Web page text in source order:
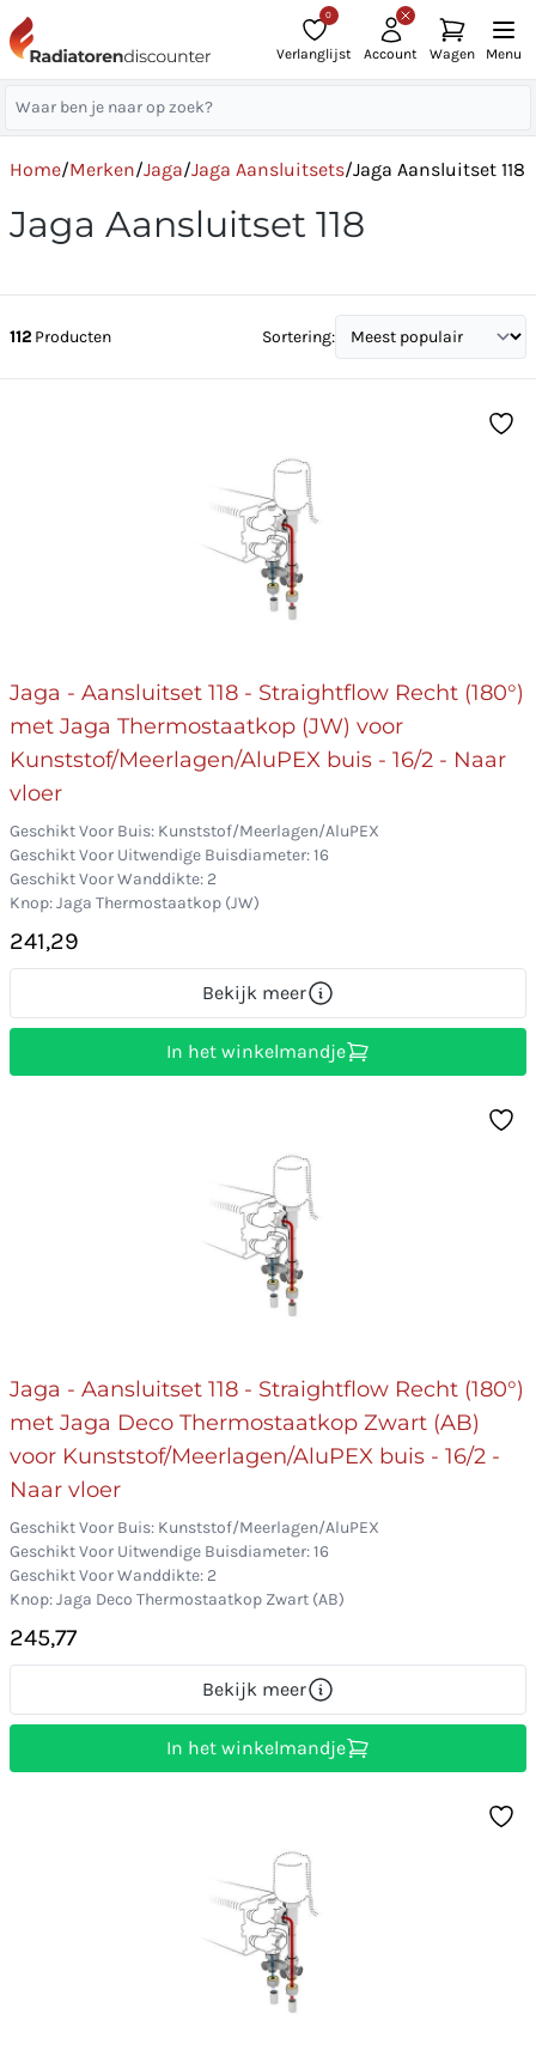
0
Verlanglijst Account Wagen Menu
Home/Merken/Jaga/Jaga Aansluitsets/Jaga Aansluitset 118
Jaga Aansluitset 118
112 Producten Sortering:
Jaga - Aansluitset 118 - Straightflow Recht (180°)
met Jaga Thermostaatkop (JW) voor
Kunststof/Meerlagen/AluPEX buis - 16/2 - Naar
vloer
Geschikt Voor Buis: Kunststof/Meerlagen/AluPEX
Geschikt Voor Uitwendige Buisdiameter: 16
Geschikt Voor Wanddikte: 2
Knop: Jaga Thermostaatkop (JW)
241,29
Bekijk meer
In het winkelmandje
Jaga - Aansluitset 118 - Straightflow Recht (180°)
met Jaga Deco Thermostaatkop Zwart (AB)
voor Kunststof/Meerlagen/AluPEX buis - 16/2 -
Naar vloer
Geschikt Voor Buis: Kunststof/Meerlagen/AluPEX
Geschikt Voor Uitwendige Buisdiameter: 16
Geschikt Voor Wanddikte: 2
Knop: Jaga Deco Thermostaatkop Zwart (AB)
245,77
Bekijk meer
In het winkelmandje